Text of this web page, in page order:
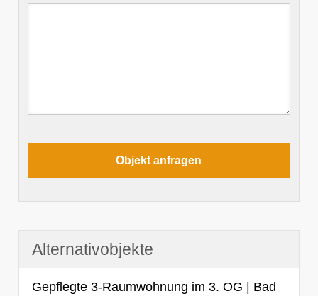
Alternativobjekte
Gepflegte 3-Raumwohnung im 3. OG | Bad